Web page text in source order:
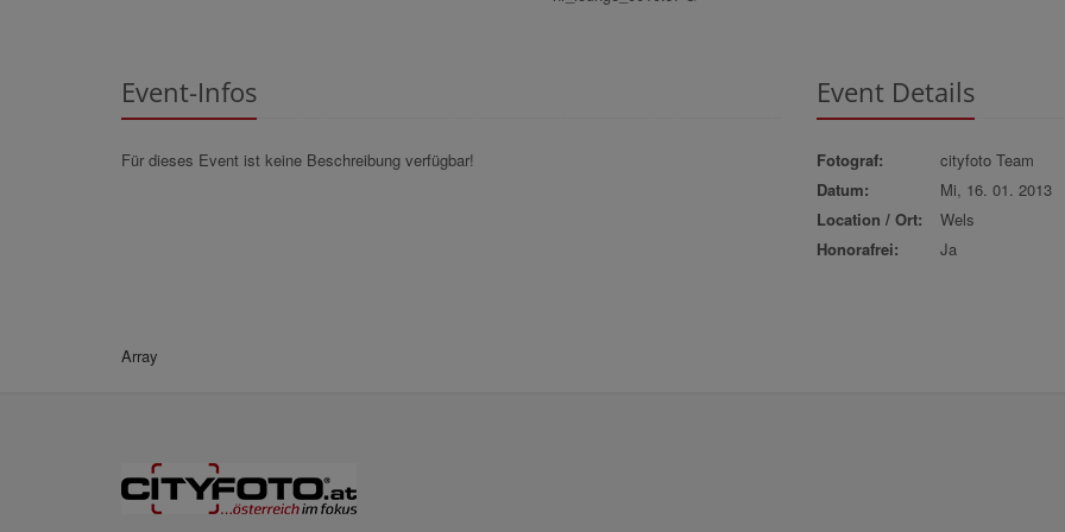
Event-Infos
Für dieses Event ist keine Beschreibung verfügbar!
Event Details
Fotograf:
cityfoto Team
Datum:
Mi, 16. 01. 2013
Location / Ort:
Wels
Honorafrei:
Ja
Array